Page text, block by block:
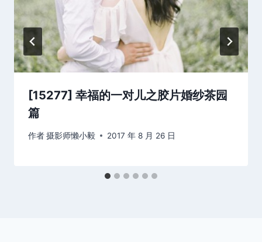
[15277] 幸福的一对儿之胶片婚纱茶园
篇
作者摄影师懒小毅 2017 年 8 月 26 日